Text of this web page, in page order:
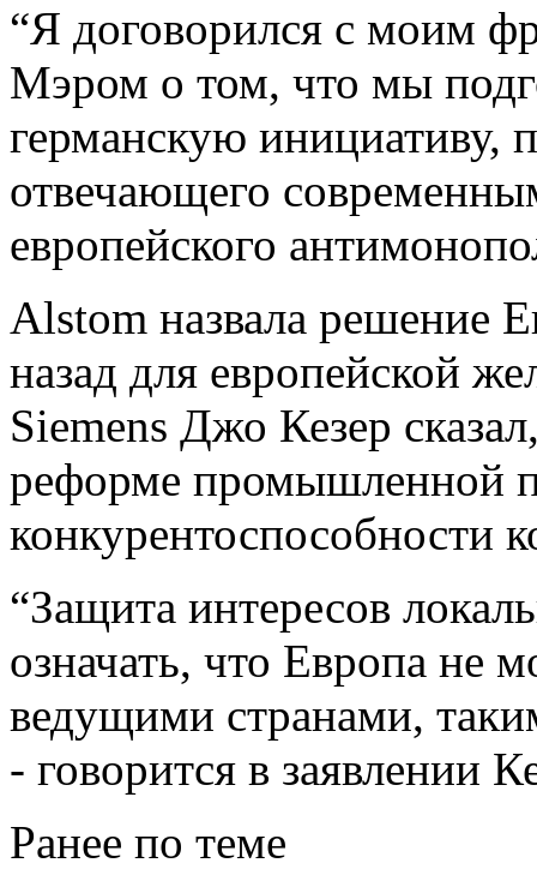
“Я договорился с моим
Мэром о том, что мы
германскую инициативу,
отвечающего
европейского
Alstom назвала решение
назад для европейской
Siemens Джо Кезер
реформе промышленной
конкурентоспособности
“Защита интересов
означать, что Европа не
ведущими странами,
- говорится в заявлении
Ранее по теме